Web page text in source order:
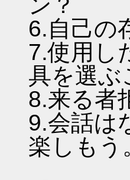
ン？
6.自己の
7.使用し
具を選ぶ
8.来る者
9.会話は
楽しもう